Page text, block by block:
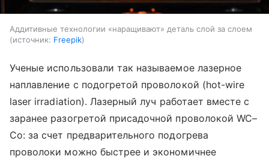
Аддитивные технологии «наращивают» деталь слой за слоем
источник: Freepik
Ученые использовали так называемое лазерное
наплавление с подогретой проволокой (hot-wire
laser irradiation). Лазерный луч работает вместе с
заранее разогретой присадочной проволокой WC–
Co: за счет предварительного подогрева
проволоки можно быстрее и экономичнее